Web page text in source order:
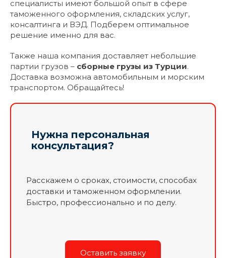
специалисты имеют большой опыт в сфере
таможенного оформления, складских услуг,
консалтинга и ВЭД. Подберем оптимальное
решение именно для вас.
Также наша компания доставляет небольшие
партии грузов – сборные грузы из Турции.
Доставка возможна автомобильным и морским
транспортом. Обращайтесь!
Нужна персональная
консультация?
Расскажем о сроках, стоимости, способах
доставки и таможенном оформлении.
Быстро, профессионально и по делу.
Оставить заявку